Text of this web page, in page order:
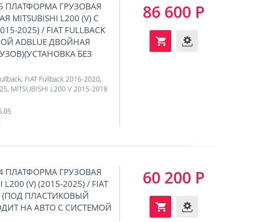
ПЛАТФОРМА ГРУЗОВАЯ
L200 (V) С
2025) / FIAT FULLBACK
ADBLUE ДВОЙНАЯ
БЕЗ
, FIAT Fullback 2016-2020,
, MITSUBISHI L200 V 2015-2018
86 600 Р
ПЛАТФОРМА ГРУЗОВАЯ
(V) (2015-2025) / FIAT
(ПОД ПЛАСТИКОВЫЙ
НА АВТО С СИСТЕМОЙ
60 200 Р